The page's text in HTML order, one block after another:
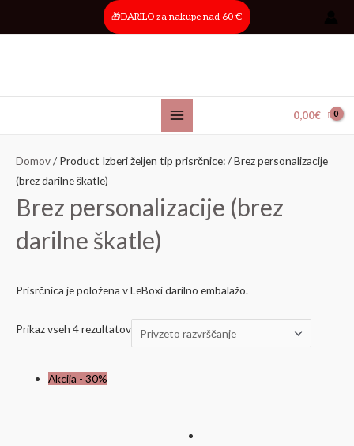
🎁DARILO za nakupe nad 60 €
Main
0,00€
Domov/ Product Izberi željen tip prisrčnice: / Brez personalizacije
(brez darilne škatle)
Brez personalizacije (brez
darilne škatle)
Prisrčnica je položena v LeBoxi darilno embalažo.
Prikaz vseh 4 rezultatov
Akcija - 30%